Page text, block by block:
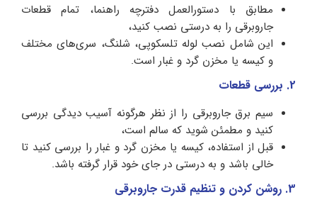
مطابق با دستورالعمل دفترچه راهنما، تمام قطعات
جاروبرقی را به درستی نصب کنید،
این شامل نصب لوله تلسکوپی، شلنگ، سری‌های مختلف
و کیسه یا مخزن گرد و غبار است.
2. بررسی قطعات
سیم برق جاروبرقی را از نظر هرگونه آسیب دیدگی بررسی
کنید و مطمئن شوید که سالم است،
قبل از استفاده، کیسه یا مخزن گرد و غبار را بررسی کنید تا
خالی باشد و به درستی در جای خود قرار گرفته باشد.
3. روشن کردن و تنظیم قدرت جاروبرقی